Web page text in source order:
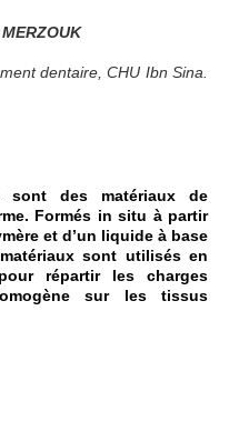
dentaire, CHU Ibn Sina.
sont des matériaux de
Formés in situ à partir
et d’un liquide à base
sont utilisés en
répartir les charges
sur les tissus